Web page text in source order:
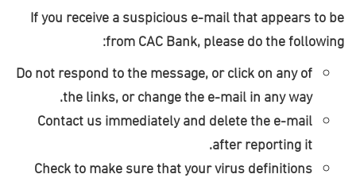
If you receive a suspicious e-mail that appears to be
from CAC Bank, please do the following
:
Do not respond to the message, or click on any of
the links, or change the e-mail in any way
.
Contact us immediately and delete the e-mail
after reporting it
.
Check to make sure that your virus definitions